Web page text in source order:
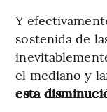
Y
sostenida de
el mediano y
esta